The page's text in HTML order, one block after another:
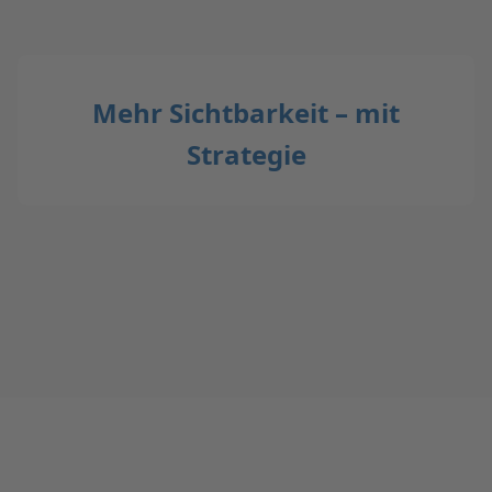
Mehr Sichtbarkeit – mit
Strategie